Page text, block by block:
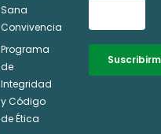
Sana
Convivencia
Programa
de
Integridad
y Código
de Ética